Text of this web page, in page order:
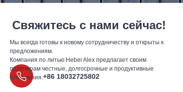
Свяжитесь с нами сейчас!
Мы всегда готовы к новому сотрудничеству и открыты к
предложениям.
Компания по литью Hebei Alex предлагает своим
партнерам честные, долгосрочные и продуктивные
отношения.+86 18032725802